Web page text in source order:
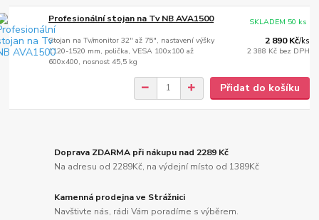
Profesionální stojan na Tv NB AVA1500
Stojan na Tv/monitor 32" až 75", nastavení výšky
1120-1520 mm, polička, VESA 100x100 až
600x400, nosnost 45,5 kg
2 890 Kč/ks
2 388 Kč bez DPH
SKLADEM 50 ks
Přidat do košíku
Doprava ZDARMA při nákupu nad 2289 Kč
Na adresu od 2289Kč, na výdejní místo od 1389Kč
Kamenná prodejna ve Strážnici
Navštivte nás, rádi Vám poradíme s výběrem.